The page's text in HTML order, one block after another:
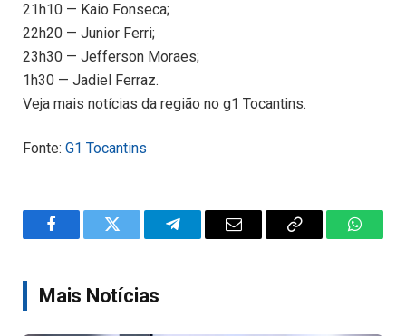
21h10 — Kaio Fonseca;
22h20 — Junior Ferri;
23h30 — Jefferson Moraes;
1h30 — Jadiel Ferraz.
Veja mais notícias da região no g1 Tocantins.
Fonte: G1 Tocantins
FacebookTwitter TelegramEmail
Copy
Mais Notícias